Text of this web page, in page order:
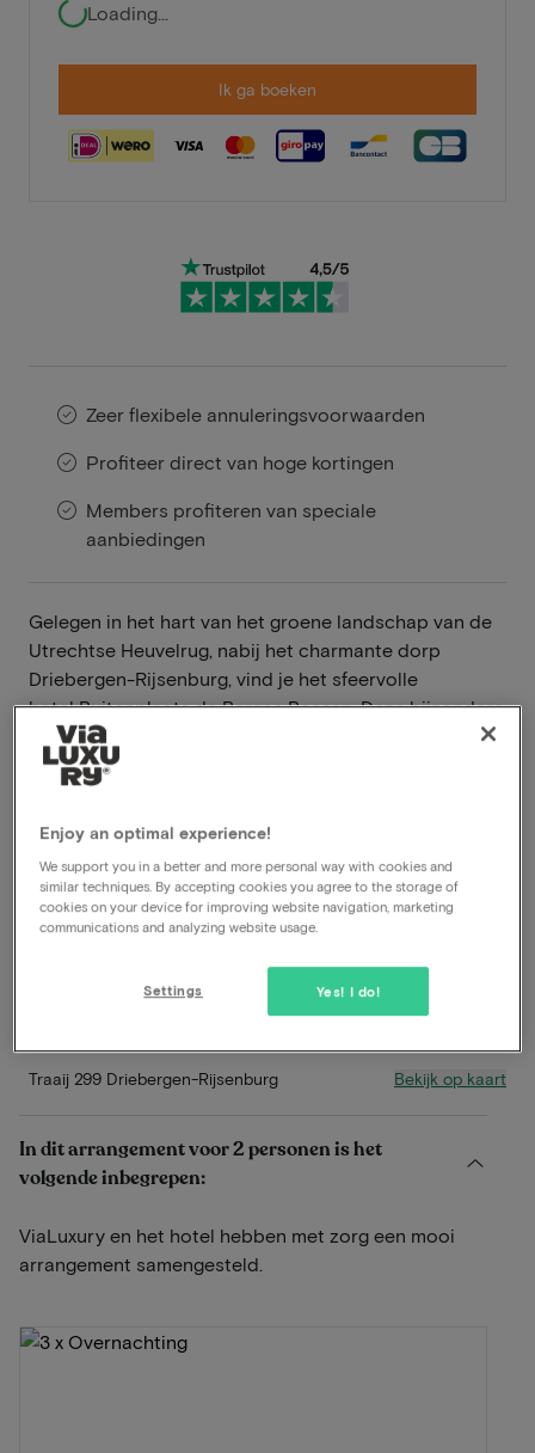
Loading...
Ik ga boeken
Zeer flexibele annuleringsvoorwaarden
Profiteer direct van hoge kortingen
Members profiteren van speciale
aanbiedingen
Gelegen in het hart van het groene landschap van de
Utrechtse Heuvelrug, nabij het charmante dorp
Driebergen-Rijsenburg, vind je het sfeervolle
hotel Buitenplaats de Bergse Bossen. Deze bijzondere
locatie combineert het beste van twee werelden: de
rust en ruimte van de natuur met het comfort en de
gastvrijheid van een modern hotel.
Lees meer
Prachtige wandel- en fietsomgeving
Inclusief ontbijt
Late check-out
Traaij 299 Driebergen-Rijsenburg Bekijk op kaart
In dit arrangement voor 2 personen is het
volgende inbegrepen:
ViaLuxury en het hotel hebben met zorg een mooi
arrangement samengesteld.
Enjoy an optimal experience!
We support you in a better and more personal way with cookies and
similar techniques. By accepting cookies you agree to the storage of
cookies on your device for improving website navigation, marketing
communications and analyzing website usage.
Yes! I do!
Settings